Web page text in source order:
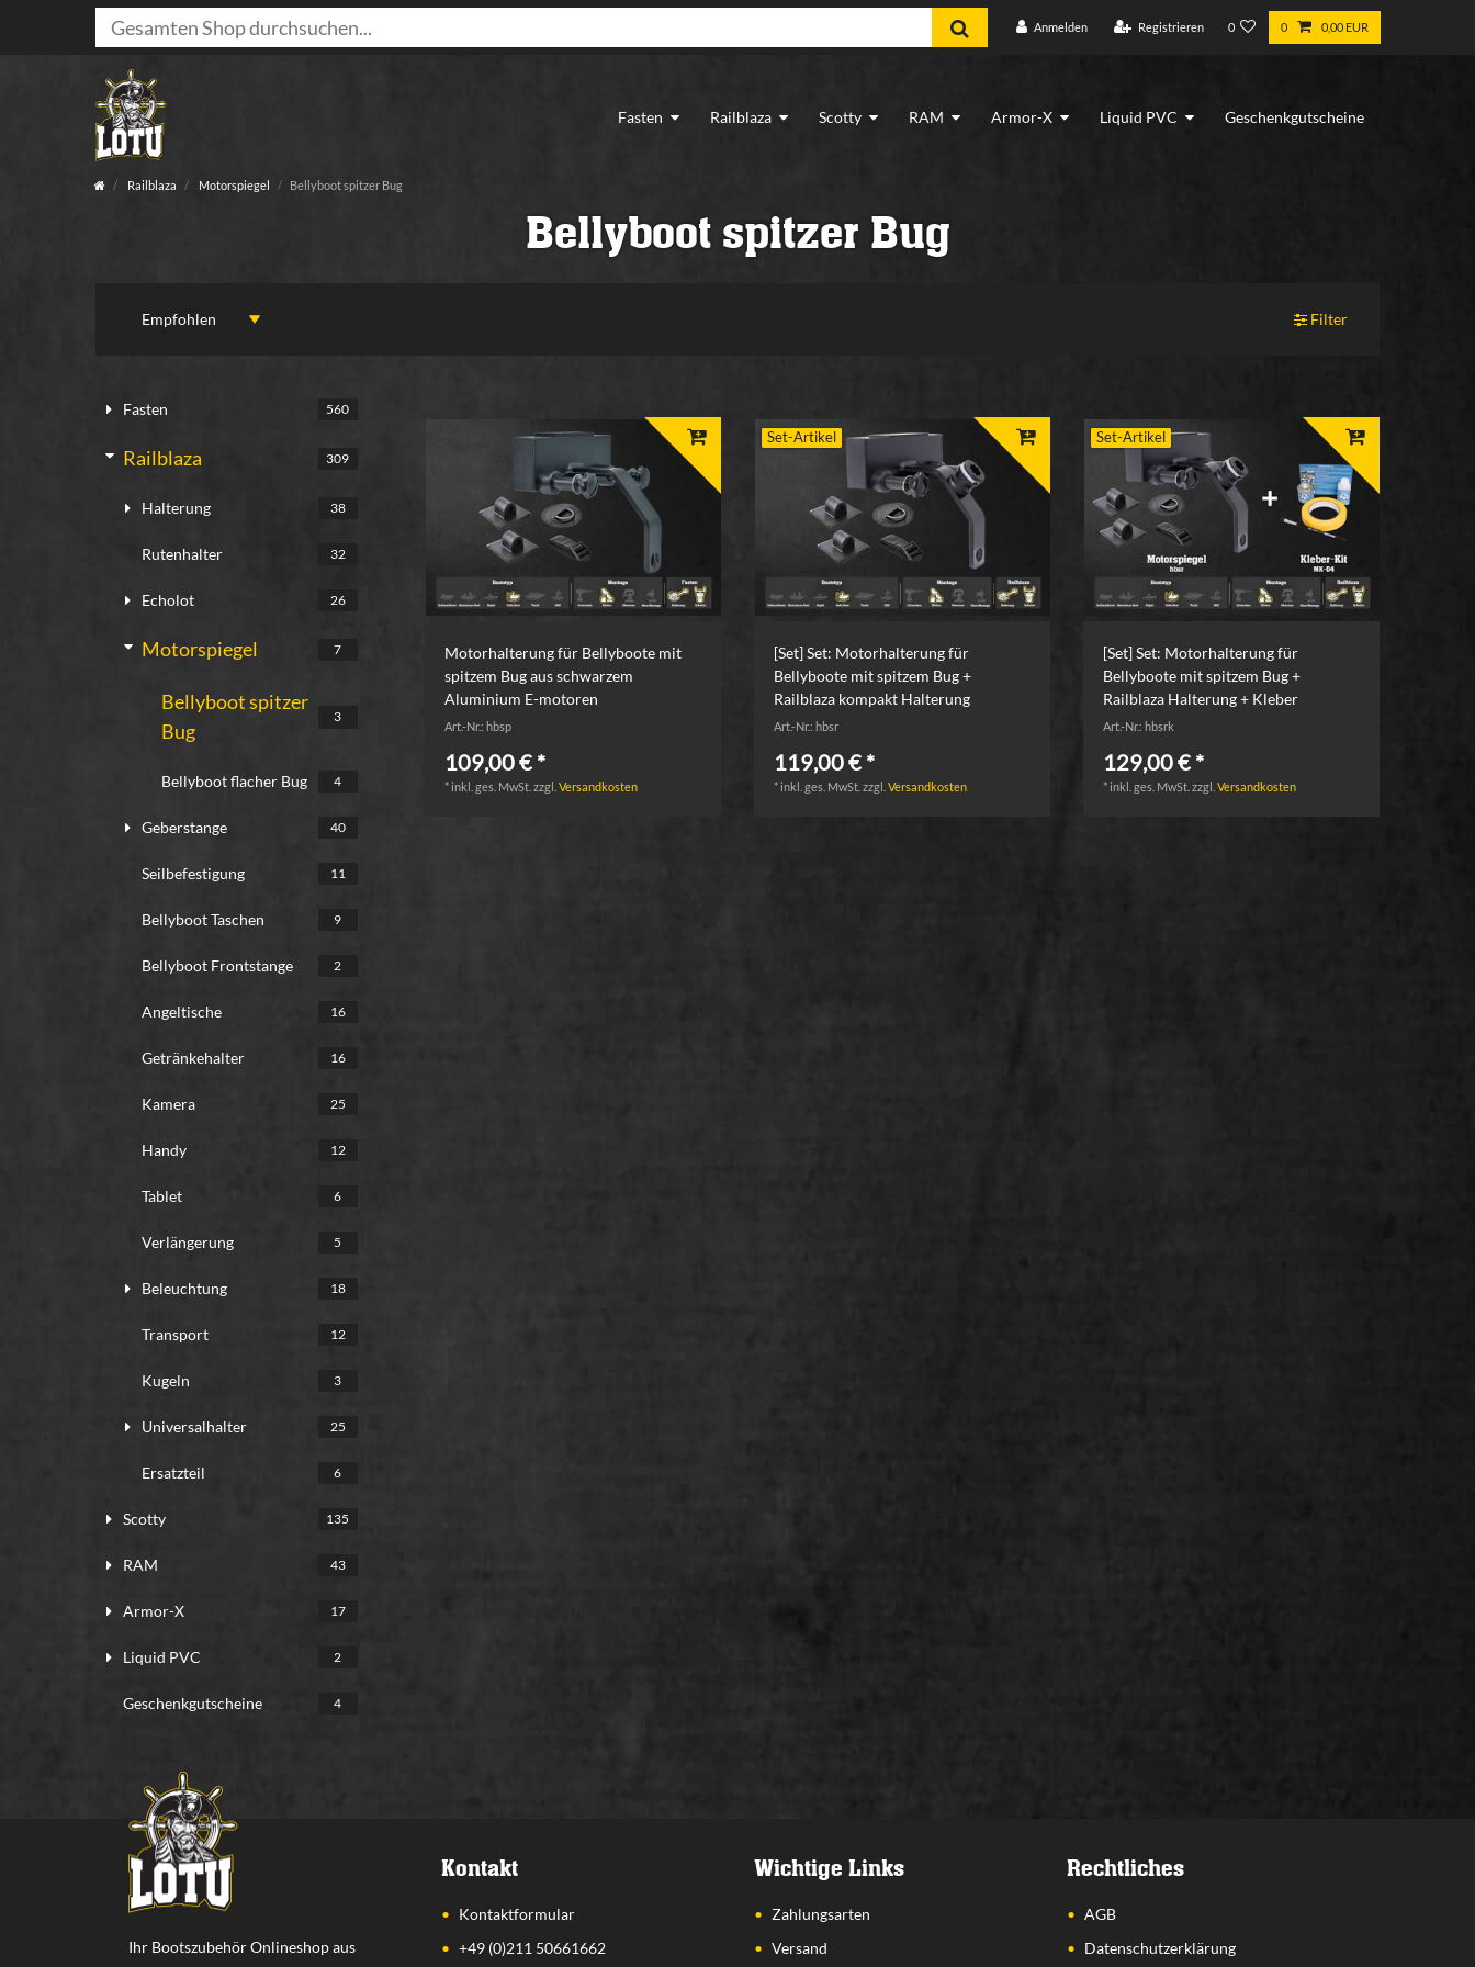
Anmelden Registrieren 0 0 0,00 EUR
Fasten Railblaza Scotty RAM Armor-X Liquid PVC Geschenkgutscheine
Railblaza Motorspiegel Bellyboot spitzer Bug
Bellyboot spitzer Bug
Filter
Fasten 560
Railblaza 309
Halterung 38
Rutenhalter 32
Echolot 26
Motorspiegel 7
Bellyboot spitzer
Bug
3
Bellyboot flacher Bug 4
Geberstange 40
Seilbefestigung 11
Bellyboot Taschen 9
Bellyboot Frontstange 2
Angeltische 16
Getränkehalter 16
Kamera 25
Handy 12
Tablet 6
Verlängerung 5
Beleuchtung 18
Transport 12
Kugeln 3
Universalhalter 25
Ersatzteil 6
Scotty 135
RAM 43
Armor-X 17
Liquid PVC 2
Geschenkgutscheine 4
Motorhalterung für Bellyboote mit
spitzem Bug aus schwarzem
Aluminium E-motoren
Art.-Nr.: hbsp
109,00 € *
* inkl. ges. MwSt. zzgl.Versandkosten
Set-Artikel
[Set] Set: Motorhalterung für
Bellyboote mit spitzem Bug +
Railblaza kompakt Halterung
Art.-Nr.: hbsr
119,00 € *
* inkl. ges. MwSt. zzgl.Versandkosten
Set-Artikel
[Set] Set: Motorhalterung für
Bellyboote mit spitzem Bug +
Railblaza Halterung + Kleber
Art.-Nr.: hbsrk
129,00 € *
* inkl. ges. MwSt. zzgl.Versandkosten
Ihr Bootszubehör Onlineshop aus
Kontakt
Kontaktformular
+49 (0)211 50661662
Wichtige Links
Zahlungsarten
Versand
Rechtliches
AGB
Datenschutzerklärung